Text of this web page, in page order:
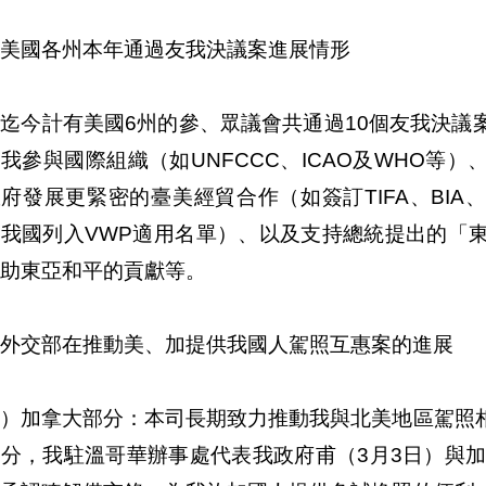
國各州本年通過友我決議案進展情形
今計有美國6州的參、眾議會共通過10個友我決議
參與國際組織（如UNFCCC、ICAO及WHO等）
發展更緊密的臺美經貿合作（如簽訂TIFA、BIA
國列入VWP適用名單）、以及支持總統提出的「
東亞和平的貢獻等。
交部在推動美、加提供我國人駕照互惠案的進展
加拿大部分：本司長期致力推動我與北美地區駕
，我駐溫哥華辦事處代表我政府甫（3月3日）與